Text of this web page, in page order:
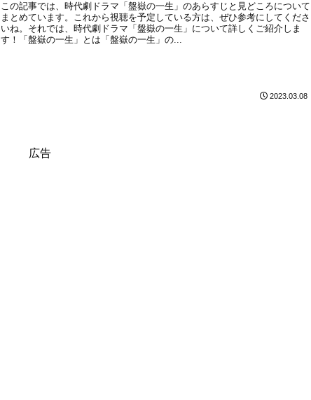
この記事では、時代劇ドラマ「盤嶽の一生」のあらすじと見どころについて
まとめています。これから視聴を予定している方は、ぜひ参考にしてくださ
いね。それでは、時代劇ドラマ「盤嶽の一生」について詳しくご紹介しま
す！「盤嶽の一生」とは「盤嶽の一生」の...
2023.03.08
広告